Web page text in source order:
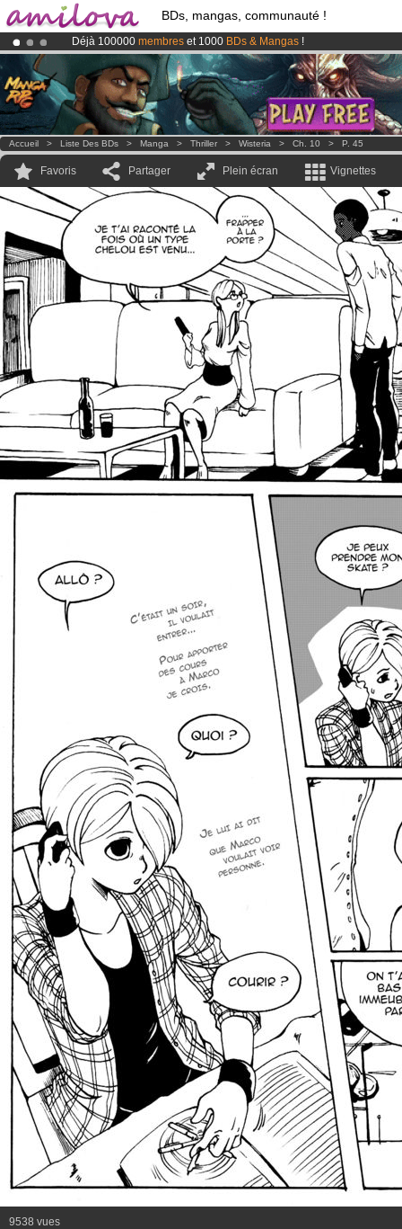
BDs, mangas, communauté !
Déjà 100000 membres et 1000 BDs & Mangas !
Abonnement premium: à partir de3.95 eurospar mois !Clique ici
LeKickstarter Amilova est désormais lancé
Accueil > Liste Des BDs > Manga > Thriller > Wisteria > Ch. 10 > P. 45
Favoris Partager Plein écran Vignettes
9538 vues